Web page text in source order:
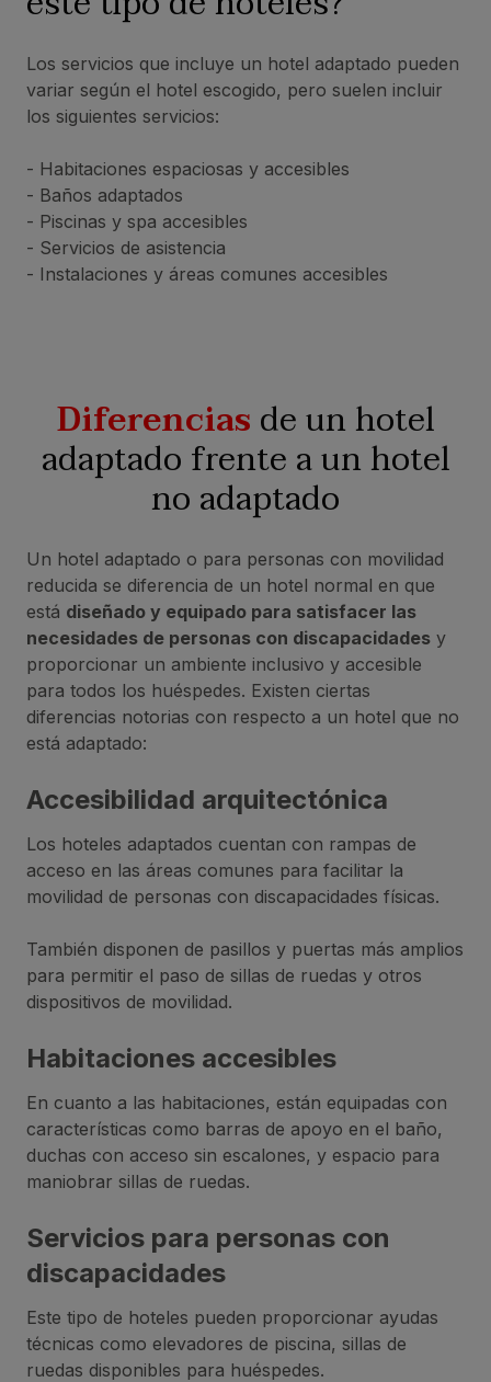
Los servicios que incluye un hotel adaptado pueden
variar según el hotel escogido, pero suelen incluir
los siguientes servicios:
- Habitaciones espaciosas y accesibles
- Baños adaptados
- Piscinas y spa accesibles
- Servicios de asistencia
- Instalaciones y áreas comunes accesibles
Diferenciasde un hotel
adaptado frente a un hotel
no adaptado
Un hotel adaptado o para personas con movilidad
reducida se diferencia de un hotel normal en que
está diseñado y equipado para satisfacer las
necesidades de personas con discapacidades y
proporcionar un ambiente inclusivo y accesible
para todos los huéspedes. Existen ciertas
diferencias notorias con respecto a un hotel que no
está adaptado:
Accesibilidad arquitectónica
Los hoteles adaptados cuentan con rampas de
acceso en las áreas comunes para facilitar la
movilidad de personas con discapacidades físicas.
También disponen de pasillos y puertas más amplios
para permitir el paso de sillas de ruedas y otros
dispositivos de movilidad.
Habitaciones accesibles
En cuanto a las habitaciones, están equipadas con
características como barras de apoyo en el baño,
duchas con acceso sin escalones, y espacio para
maniobrar sillas de ruedas.
Servicios para personas con
discapacidades
Este tipo de hoteles pueden proporcionar ayudas
técnicas como elevadores de piscina, sillas de
ruedas disponibles para huéspedes.